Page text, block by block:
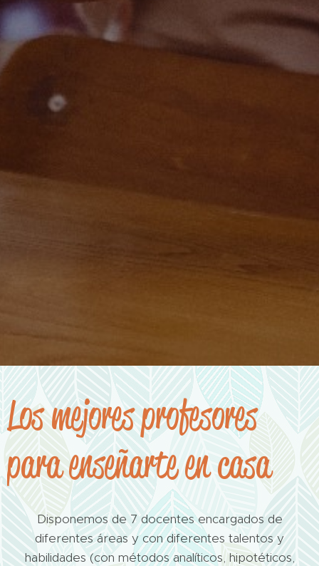
Los mejores profesores
para enseñarte en casa
Disponemos de 7 docentes encargados de
diferentes áreas y con diferentes talentos y
habilidades (con métodos analíticos, hipotéticos,